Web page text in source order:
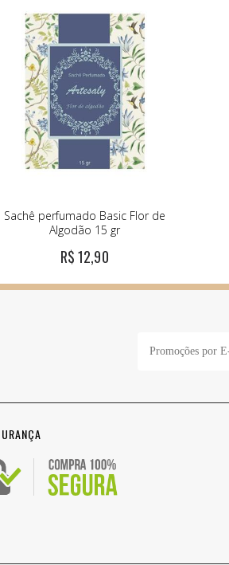
Sachê perfumado Basic Flor de
Algodão 15 gr
R$ 12,90